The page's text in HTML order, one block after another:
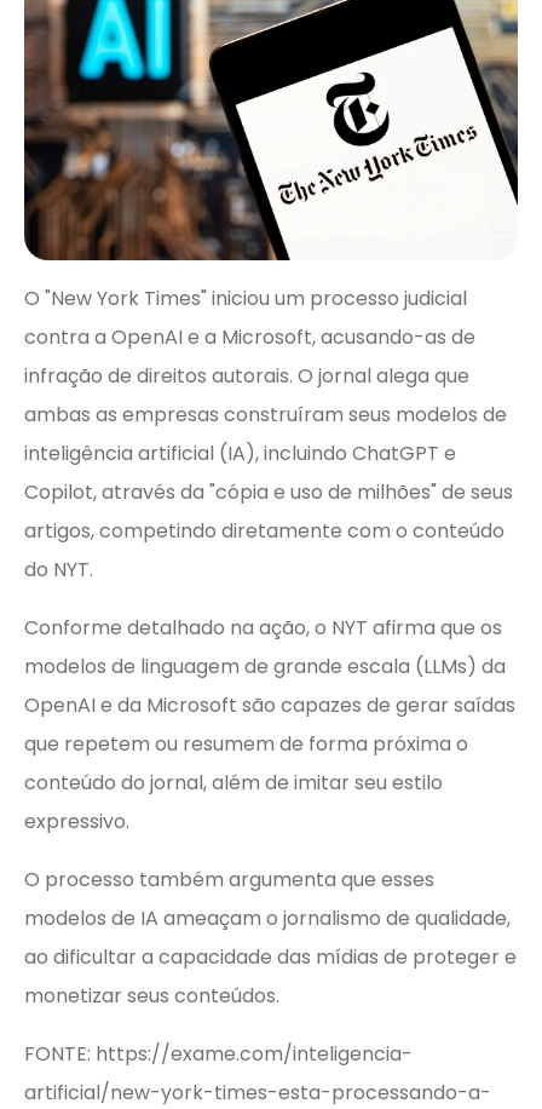
O "New York Times" iniciou um processo judicial
contra a OpenAI e a Microsoft, acusando-as de
infração de direitos autorais. O jornal alega que
ambas as empresas construíram seus modelos de
inteligência artificial (IA), incluindo ChatGPT e
Copilot, através da "cópia e uso de milhões" de seus
artigos, competindo diretamente com o conteúdo
do NYT.
Conforme detalhado na ação, o NYT afirma que os
modelos de linguagem de grande escala (LLMs) da
OpenAI e da Microsoft são capazes de gerar saídas
que repetem ou resumem de forma próxima o
conteúdo do jornal, além de imitar seu estilo
expressivo.
O processo também argumenta que esses
modelos de IA ameaçam o jornalismo de qualidade,
ao dificultar a capacidade das mídias de proteger e
monetizar seus conteúdos.
FONTE: https://exame.com/inteligencia-
artificial/new-york-times-esta-processando-a-